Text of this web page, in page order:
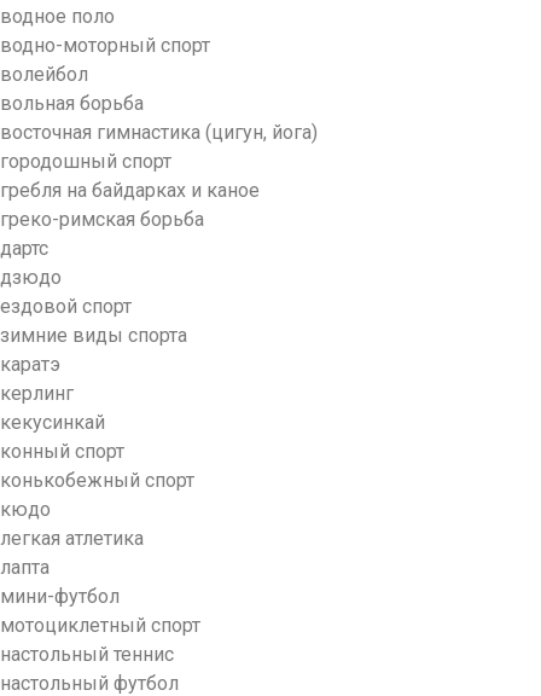
водное поло
водно-моторный спорт
волейбол
вольная борьба
восточная гимнастика (цигун, йога)
городошный спорт
гребля на байдарках и каное
греко-римская борьба
дартс
дзюдо
ездовой спорт
зимние виды спорта
каратэ
керлинг
кекусинкай
конный спорт
конькобежный спорт
кюдо
легкая атлетика
лапта
мини-футбол
мотоциклетный спорт
настольный теннис
настольный футбол